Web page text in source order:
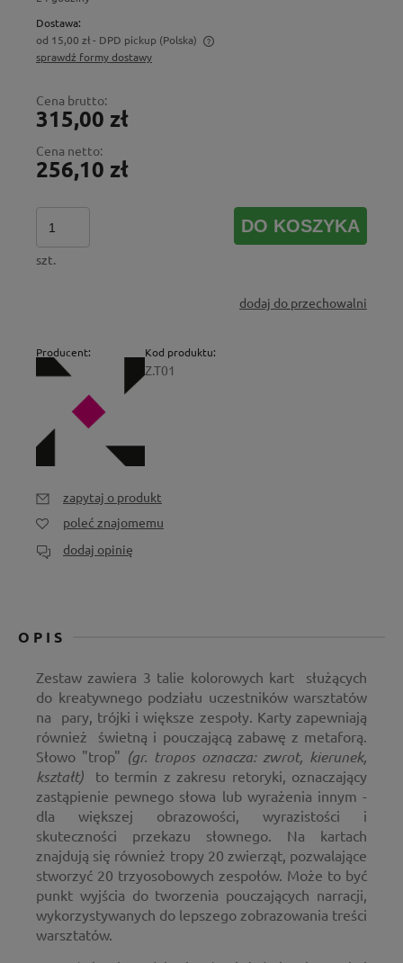
Dostawa:
od 15,00 zł- DPD pickup (Polska)
Cena nie zawiera ewentualnych kosztów płatności
sprawdź formy dostawy
Cena brutto:
315,00 zł
Cena netto:
256,10 zł
szt.
DO KOSZYKA
dodaj do przechowalni
Producent: Kod produktu:
Z.T01
zapytaj o produkt
poleć znajomemu
dodaj opinię
OPIS
Zestaw zawiera 3 talie kolorowych kart służących
do kreatywnego podziału uczestników warsztatów
na pary, trójki i większe zespoły. Karty zapewniają
również świetną i pouczającą zabawę z metaforą.
Słowo "trop" (gr. tropos oznacza: zwrot, kierunek,
kształt) to termin z zakresu retoryki, oznaczający
zastąpienie pewnego słowa lub wyrażenia innym -
dla większej obrazowości, wyrazistości i
skuteczności przekazu słownego. Na kartach
znajdują się również tropy 20 zwierząt, pozwalające
stworzyć 20 trzyosobowych zespołów. Może to być
punkt wyjścia do tworzenia pouczających narracji,
wykorzystywanych do lepszego zobrazowania treści
warsztatów.